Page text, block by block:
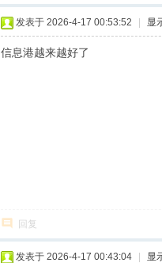
发表于 2026-4-17 00:53:52 显
信息港越来越好了
回复
发表于 2026-4-17 00:43:04 显